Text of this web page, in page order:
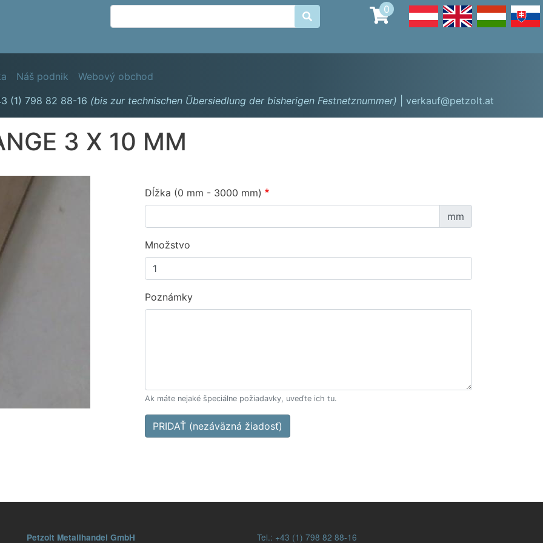
Skočiť
obsah

0
Náš podnik
Webový obchod
(1) 798 82 88-16 (bis zur technischen Übersiedlung der bisherigen Festnetznummer) | verkauf@petzolt.at
3 X 10 MM
Dĺžka (0 mm - 3000 mm)
mm
Množstvo
Poznámky
Ak máte nejaké špeciálne požiadavky, uveďte ich tu.
PRIDAŤ (nezáväzná žiadosť)
Petzolt Metallhandel GmbH Tel.: +43 (1) 798 82 88-16